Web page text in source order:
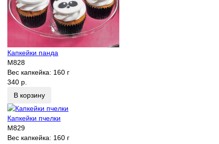
Капкейки панда
M828
Вес капкейка: 160 г
340 р.
В корзину
Капкейки пчелки
M829
Вес капкейка: 160 г